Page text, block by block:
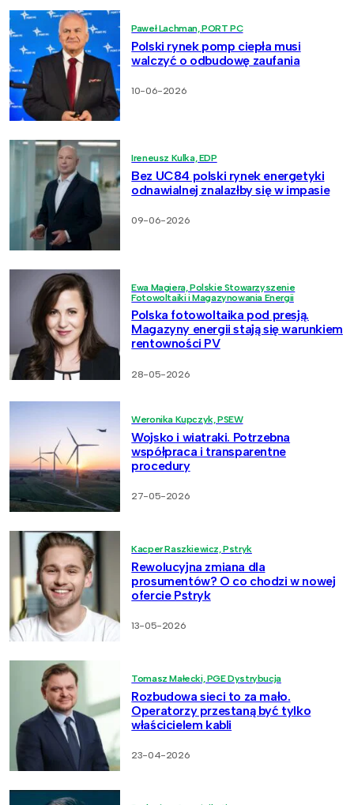
Paweł Lachman, PORT PC
Polski rynek pomp ciepła musi
walczyć o odbudowę zaufania
10-06-2026
Ireneusz Kulka, EDP
Bez UC84 polski rynek energetyki
odnawialnej znalazłby się w impasie
09-06-2026
Ewa Magiera, Polskie Stowarzyszenie
Fotowoltaiki i Magazynowania Energii
Polska fotowoltaika pod presją.
Magazyny energii stają się warunkiem
rentowności PV
28-05-2026
Weronika Kupczyk, PSEW
Wojsko i wiatraki. Potrzebna
współpraca i transparentne
procedury
27-05-2026
Kacper Raszkiewicz, Pstryk
Rewolucyjna zmiana dla
prosumentów? O co chodzi w nowej
ofercie Pstryk
13-05-2026
Tomasz Małecki, PGE Dystrybucja
Rozbudowa sieci to za mało.
Operatorzy przestaną być tylko
właścicielem kabli
23-04-2026